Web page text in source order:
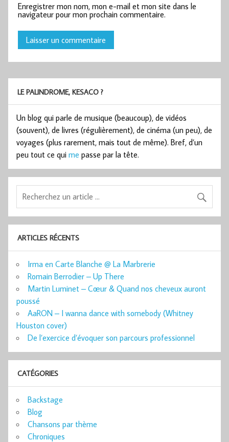
Enregistrer mon nom, mon e-mail et mon site dans le
navigateur pour mon prochain commentaire.
LE PALINDROME, KESACO ?
Un blog qui parle de musique (beaucoup), de vidéos
(souvent), de livres (régulièrement), de cinéma (un peu), de
voyages (plus rarement, mais tout de même). Bref, d’un
peu tout ce qui me passe par la tête.
ARTICLES RÉCENTS
Irma en Carte Blanche @ La Marbrerie
Romain Berrodier – Up There
Martin Luminet – Cœur & Quand nos cheveux auront
poussé
AaRON – I wanna dance with somebody (Whitney
Houston cover)
De l’exercice d’évoquer son parcours professionnel
CATÉGORIES
Backstage
Blog
Chansons par thème
Chroniques